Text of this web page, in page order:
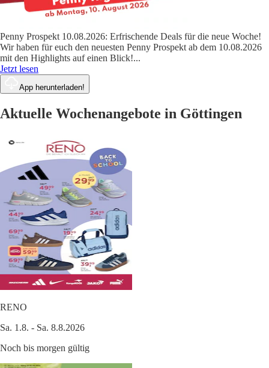
Penny Prospekt 10.08.2026: Erfrischende Deals für die neue Woche!
Wir haben für euch den neuesten Penny Prospekt ab dem 10.08.2026
mit den Highlights auf einen Blick!...
Jetzt lesen
App herunterladen!
Aktuelle Wochenangebote in Göttingen
RENO
Sa. 1.8. - Sa. 8.8.2026
Noch bis morgen gültig